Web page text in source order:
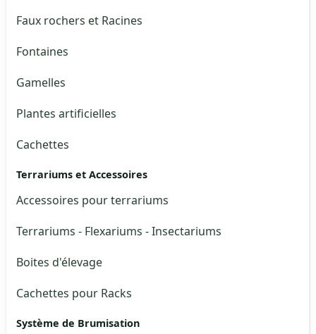
Faux rochers et Racines
Fontaines
Gamelles
Plantes artificielles
Cachettes
Terrariums et Accessoires
Accessoires pour terrariums
Terrariums - Flexariums - Insectariums
Boites d'élevage
Cachettes pour Racks
Système de Brumisation